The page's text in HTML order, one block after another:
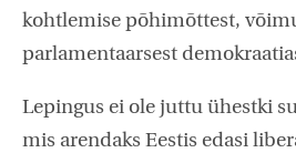
kohtlemise põhimõttest,
parlamentaarsest
Lepingus ei ole juttu ühestki
mis arendaks Eestis edasi